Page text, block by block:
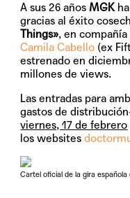
A sus 26 añosMGKha
gracias al éxito
Things», en
Camila Cabello (ex
estrenado en
millones de views.
Las entradas para
gastos de
viernes, 17 de febrero
los websites
Cartel oficial de la gira española